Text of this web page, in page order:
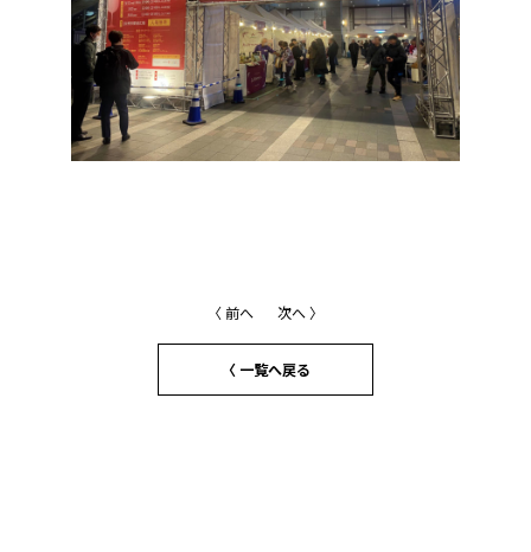
〈 前へ 次へ 〉
〈 一覧へ戻る